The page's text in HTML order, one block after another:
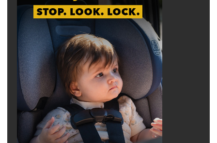
for helping abducted blogger: report
Detained Vietnamese blogger expected to
stand trial in late October
advertisement